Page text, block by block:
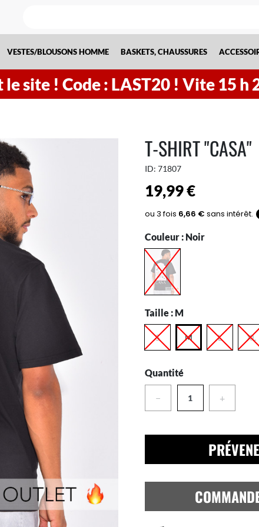
le site ! Code : LAST20 ! Vite 15 h
VESTES/BLOUSONS HOMME BASKETS, CHAUSSURES
T-SHIRT "CASA"
ID: 71807
19,99 €
Couleur : Noir
Taille : M
S M L XL
Quantité
− +